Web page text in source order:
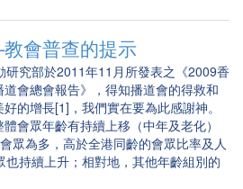
會普查的提示
究部於2011年11月所發表之《2009香
會總會報告》，得知播道會的得救和
的增長[1]，我們實在要為此感謝神。
會眾年齡有持續上移（中年及老化）
眾為多，高於全港同齡的會眾比率及人
持續上升；相對地，其他年齡組別的